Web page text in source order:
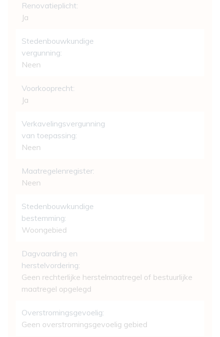
Renovatieplicht:
Ja
Stedenbouwkundige
vergunning:
Neen
Voorkooprecht:
Ja
Verkavelingsvergunning
van toepassing:
Neen
Maatregelenregister:
Neen
Stedenbouwkundige
bestemming:
Woongebied
Dagvaarding en
herstelvordering:
Geen rechterlijke herstelmaatregel of bestuurlijke
maatregel opgelegd
Overstromingsgevoelig:
Geen overstromingsgevoelig gebied